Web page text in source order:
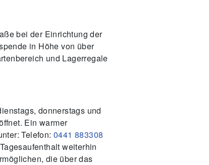
bei der Einrichtung der
in Höhe von über
und Lagerregale
donnerstags und
Ein warmer
Telefon: 0441 883308
weiterhin
die über das